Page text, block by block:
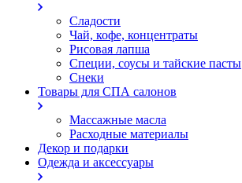
Сладости
Чай, кофе, концентраты
Рисовая лапша
Специи, соусы и тайские пасты
Снеки
Товары для СПА салонов
Массажные масла
Расходные материалы
Декор и подарки
Одежда и аксессуары